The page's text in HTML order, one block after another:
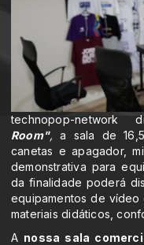
technopop-
Room", a sala de
canetas e apagador,
demonstrativa para
da finalidade poderá
equipamentos de
materiais didáticos,
A nossa sala